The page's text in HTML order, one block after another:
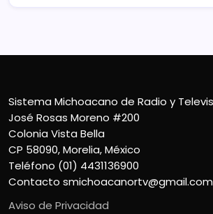
Sistema Michoacano de Radio y
José Rosas Moreno #200
Colonia Vista Bella
CP 58090, Morelia, México
Teléfono (01) 4431136900
Contacto smichoacanortv@gmail.com
Aviso de Privacidad